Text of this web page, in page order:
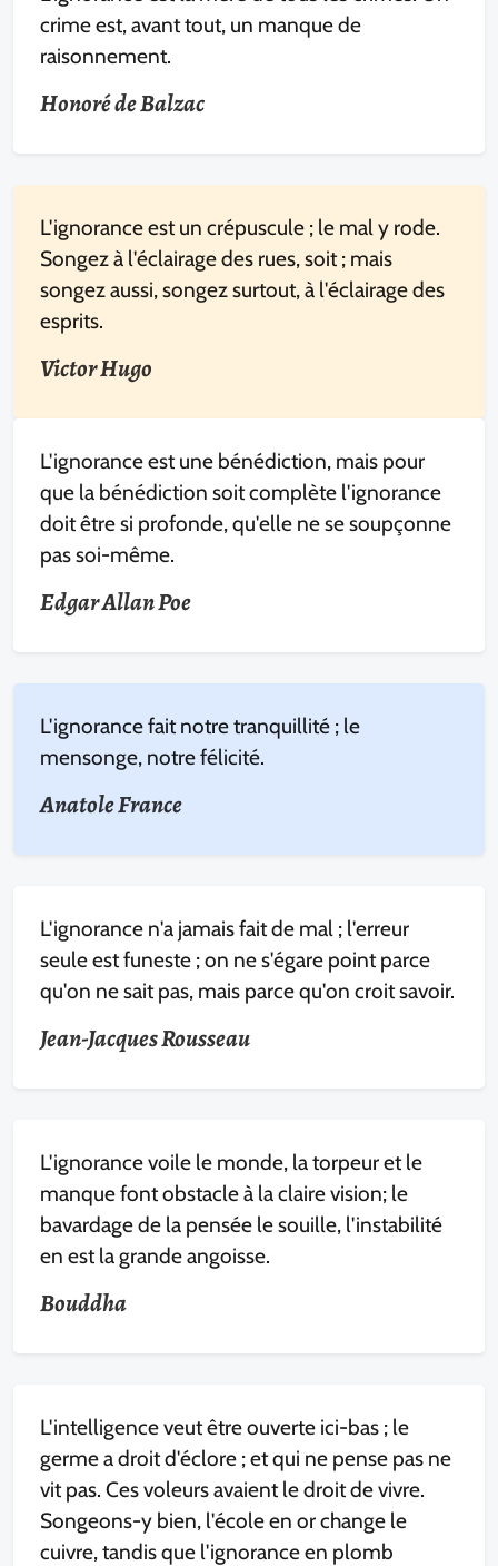
crime est, avant tout, un manque de
raisonnement.
Honoré de Balzac
L'ignorance est un crépuscule ; le mal y rode.
Songez à l'éclairage des rues, soit ; mais
songez aussi, songez surtout, à l'éclairage des
esprits.
Victor Hugo
L'ignorance est une bénédiction, mais pour
que la bénédiction soit complète l'ignorance
doit être si profonde, qu'elle ne se soupçonne
pas soi-même.
Edgar Allan Poe
L'ignorance fait notre tranquillité ; le
mensonge, notre félicité.
Anatole France
L'ignorance n'a jamais fait de mal ; l'erreur
seule est funeste ; on ne s'égare point parce
qu'on ne sait pas, mais parce qu'on croit savoir.
Jean-Jacques Rousseau
L'ignorance voile le monde, la torpeur et le
manque font obstacle à la claire vision; le
bavardage de la pensée le souille, l'instabilité
en est la grande angoisse.
Bouddha
L'intelligence veut être ouverte ici-bas ; le
germe a droit d'éclore ; et qui ne pense pas ne
vit pas. Ces voleurs avaient le droit de vivre.
Songeons-y bien, l'école en or change le
cuivre, tandis que l'ignorance en plomb